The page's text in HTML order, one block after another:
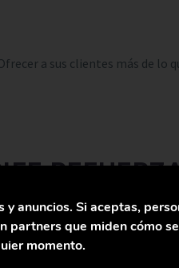
a sus clientes más de lo
anuncios. Si aceptas,
que miden cómo
momento.